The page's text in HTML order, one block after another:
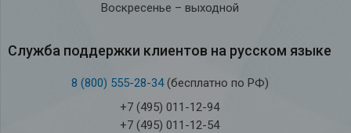
Воскресенье – выходной
Служба под­держки кли­ен­тов на рус­ском языке
8 (800) 555-28-34(бесплатно по РФ)
+7 (495) 011-12-94
+7 (495) 011-12-54